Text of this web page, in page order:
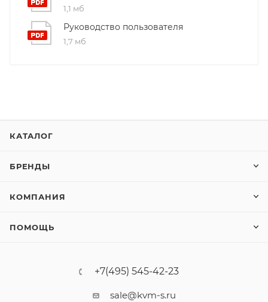
1,1 мб
Руководство пользователя
1,7 мб
КАТАЛОГ
БРЕНДЫ
КОМПАНИЯ
ПОМОЩЬ
+7(495) 545-42-23
sale@kvm-s.ru